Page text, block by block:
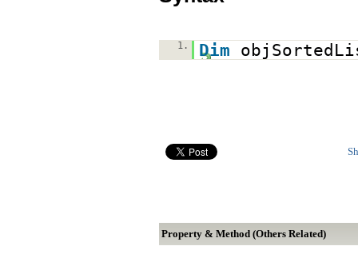
1. Dim
Property & Method (Others Related)